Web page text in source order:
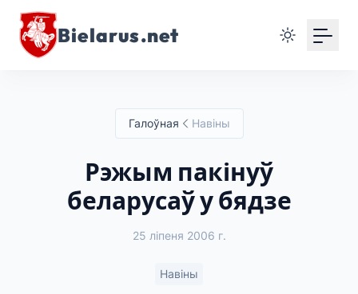
Bielarus.net
Галоўная Навіны
Рэжым пакінуў
беларусаў у бядзе
25 ліпеня 2006 г.
Навіны